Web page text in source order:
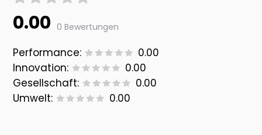
0.00 0 Bewertungen
Performance:
0.00
Innovation:
0.00
Gesellschaft:
0.00
Umwelt:
0.00